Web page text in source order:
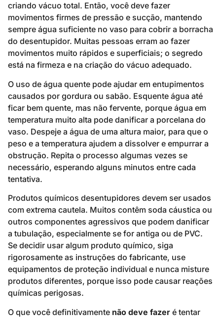
criando vácuo total. Então, você deve fazer
movimentos firmes de pressão e sucção, mantendo
sempre água suficiente no vaso para cobrir a borracha
do desentupidor. Muitas pessoas erram ao fazer
movimentos muito rápidos e superficiais; o segredo
está na firmeza e na criação do vácuo adequado.
O uso de água quente pode ajudar em entupimentos
causados por gordura ou sabão. Esquente água até
ficar bem quente, mas não fervente, porque água em
temperatura muito alta pode danificar a porcelana do
vaso. Despeje a água de uma altura maior, para que o
peso e a temperatura ajudem a dissolver e empurrar a
obstrução. Repita o processo algumas vezes se
necessário, esperando alguns minutos entre cada
tentativa.
Produtos químicos desentupidores devem ser usados
com extrema cautela. Muitos contêm soda cáustica ou
outros componentes agressivos que podem danificar
a tubulação, especialmente se for antiga ou de PVC.
Se decidir usar algum produto químico, siga
rigorosamente as instruções do fabricante, use
equipamentos de proteção individual e nunca misture
produtos diferentes, porque isso pode causar reações
químicas perigosas.
O que você definitivamente não deve fazer é tentar